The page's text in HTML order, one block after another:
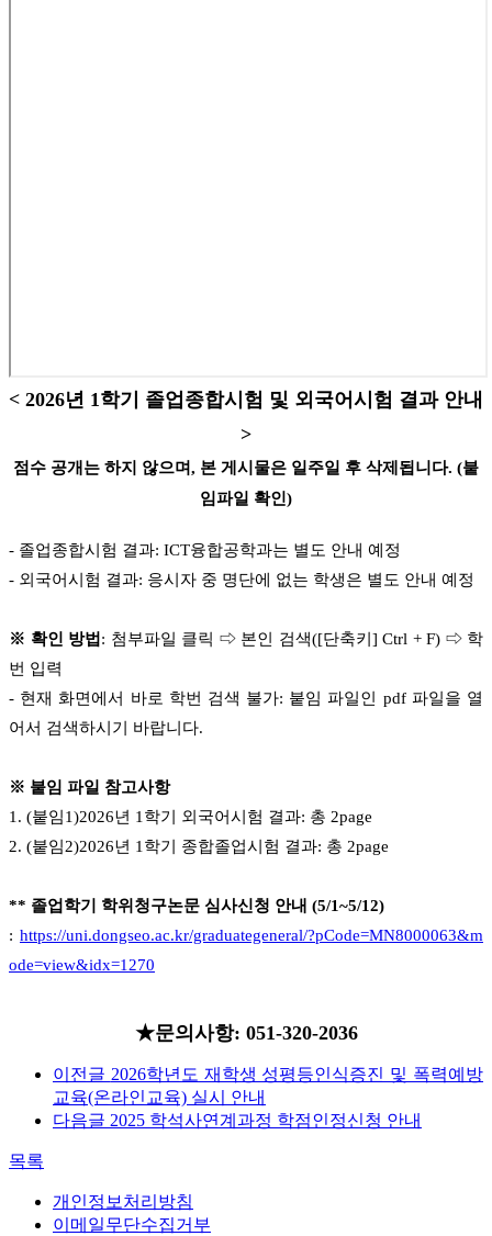
< 2026년 1학기 졸업종합시험 및 외국어시험 결과 안내
>
점수 공개는 하지 않으며, 본 게시물은 일주일 후 삭제됩니다. (붙
임파일 확인)
- 졸업종합시험 결과: ICT융합공학과는 별도 안내 예정
- 외국어시험 결과: 응시자 중 명단에 없는 학생은 별도 안내 예정
※ 확인 방법 : 첨부파일 클릭 ⇨ 본인 검색([단축키] Ctrl + F) ⇨ 학
번 입력
- 현재 화면에서 바로 학번 검색 불가: 붙임 파일인 pdf 파일을 열
어서 검색하시기 바랍니다.
※ 붙임 파일 참고사항
1. (붙임1)2026년 1학기 외국어시험 결과: 총 2page
2. (붙임2)2026년 1학기 종합졸업시험 결과: 총 2page
** 졸업학기 학위청구논문 심사신청 안내 (5/1~5/12)
: https://uni.dongseo.ac.kr/graduategeneral/?pCode=MN8000063&m
ode=view&idx=1270
★문의사항: 051-320-2036
이전글 2026학년도 재학생 성평등인식증진 및 폭력예방
교육(온라인교육) 실시 안내
다음글 2025 학석사연계과정 학점인정신청 안내
목록
개인정보처리방침
이메일무단수집거부